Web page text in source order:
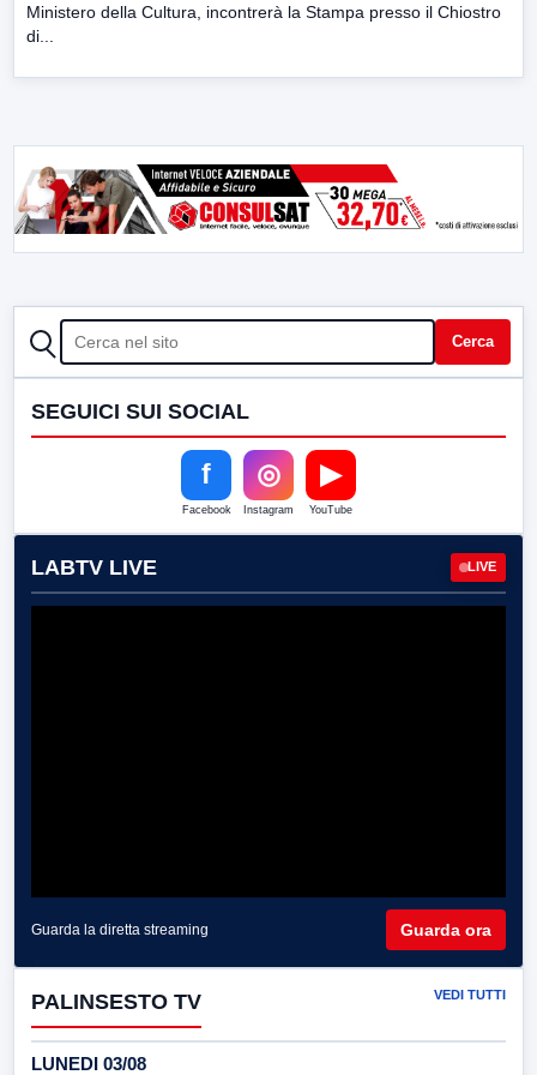
Ministero della Cultura, incontrerà la Stampa presso il Chiostro
di...
CERCA Cerca
SEGUICI SUI SOCIAL
f
Facebook
◎
Instagram
▶
YouTube
LABTV LIVE LIVE
Guarda la diretta streaming Guarda ora
PALINSESTO TV VEDI TUTTI
LUNEDI 03/08